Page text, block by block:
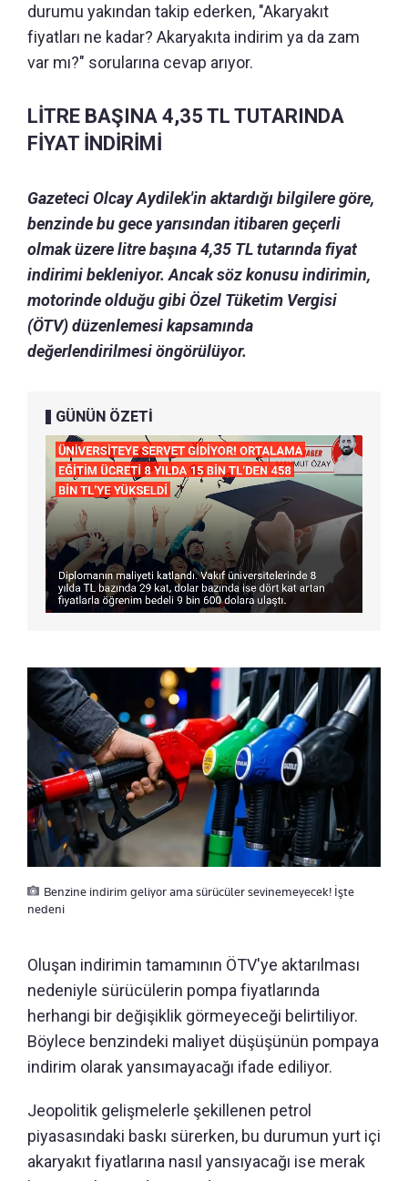
durumu yakından takip ederken, "Akaryakıt
fiyatları ne kadar? Akaryakıta indirim ya da zam
var mı?" sorularına cevap arıyor.
LİTRE BAŞINA 4,35 TL TUTARINDA
FİYAT İNDİRİMİ
Gazeteci Olcay Aydilek'in aktardığı bilgilere göre,
benzinde bu gece yarısından itibaren geçerli
olmak üzere litre başına 4,35 TL tutarında fiyat
indirimi bekleniyor. Ancak söz konusu indirimin,
motorinde olduğu gibi Özel Tüketim Vergisi
(ÖTV) düzenlemesi kapsamında
değerlendirilmesi öngörülüyor.
GÜNÜN ÖZETİ
Benzine indirim geliyor ama sürücüler sevinemeyecek! İşte
nedeni
Oluşan indirimin tamamının ÖTV'ye aktarılması
nedeniyle sürücülerin pompa fiyatlarında
herhangi bir değişiklik görmeyeceği belirtiliyor.
Böylece benzindeki maliyet düşüşünün pompaya
indirim olarak yansımayacağı ifade ediliyor.
Jeopolitik gelişmelerle şekillenen petrol
piyasasındaki baskı sürerken, bu durumun yurt içi
akaryakıt fiyatlarına nasıl yansıyacağı ise merak